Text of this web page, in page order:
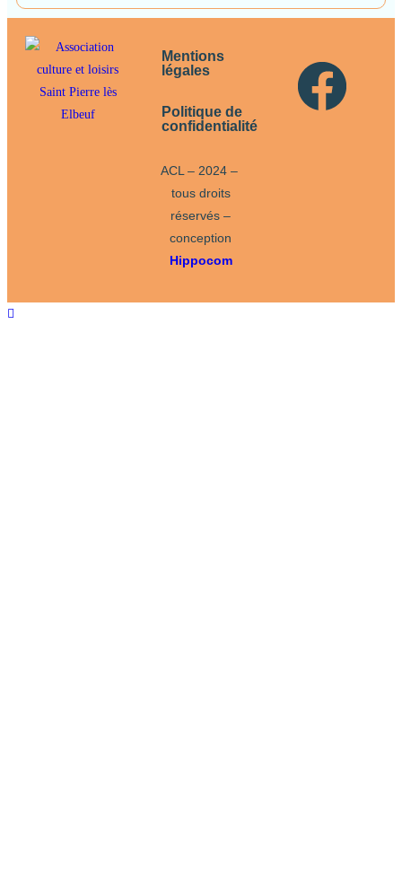
Mentions
légales
Politique de
confidentialité
ACL – 2024 –
tous droits
réservés –
conception
Hippocom